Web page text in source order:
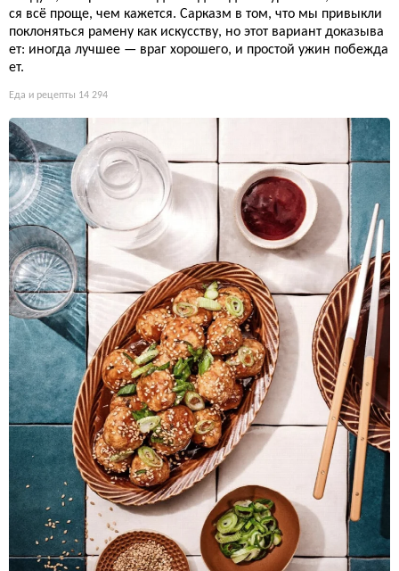
ся всё проще, чем кажется. Сарказм в том, что мы привыкли
поклоняться рамену как искусству, но этот вариант доказыва
ет: иногда лучшее — враг хорошего, и простой ужин побежда
ет.
Еда и рецепты 14 294